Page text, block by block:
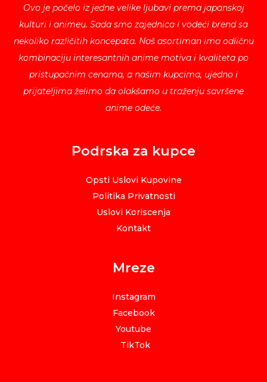
Ovo je počelo iz jedne velike ljubavi prema japanskoj
kulturi i animeu. Sada smo zajednica i vodeći brend sa
nekoliko različitih koncepata. Naš asortiman ima odličnu
kombinaciju interesantnih anime motiva i kvaliteta po
pristupačnim cenama, a našim kupcima, ujedno i
prijateljima želimo da olakšamo u traženju savršene
anime odeće.
Podrska za kupce
Opsti Uslovi Kupovine
Politika Privatnosti
Uslovi Koriscenja
Kontakt
Mreze
Instagram
Facebook
Youtube
TikTok